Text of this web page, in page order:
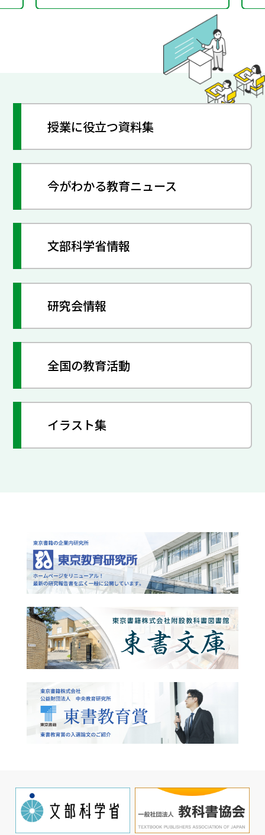
授業に役立つ資料集
今がわかる教育ニュース
文部科学省情報
研究会情報
全国の教育活動
イラスト集